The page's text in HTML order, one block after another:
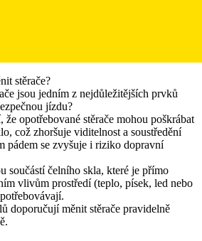
stěrače?
jsou jedním z nejdůležitějších prvků
jízdu?
opotřebované stěrače mohou poškrábat
což zhoršuje viditelnost a soustředění
pádem se zvyšuje i riziko dopravní
součástí čelního skla, které je přímo
vlivům prostředí (teplo, písek, led nebo
doporučují měnit stěrače pravidelně